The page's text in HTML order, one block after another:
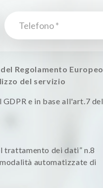
Regolamento Europeo
del servizio
e in base all'art.7 del
dei dati” n.8
automatizzate di